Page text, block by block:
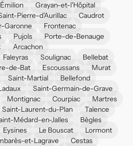
Grayan-et-l'Hôpital
Pierre-d'Aurillac
Caudrot
Garonne
Frontenac
Pujols
Porte-de-Benauge
Arcachon
Faleyras Soulignac
Bellebat
de-Bat Escoussans
Murat
Saint-Martial
Bellefond
Saint-Germain-de-Grave
Montignac Courpiac
Martres
Saint-Laurent-du-Plan
Talence
Médard-en-Jalles
Bègles
Eysines Le Bouscat
Lormont
et-Lagrave
Cestas